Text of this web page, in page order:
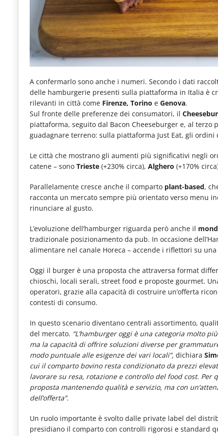
A confermarlo sono anche i numeri. Secondo i dati
delle hamburgerie presenti sulla piattaforma in Italia è
rilevanti in città come Firenze, Torino e Genova.
Sul fronte delle preferenze dei consumatori, il
piattaforma, seguito dal Bacon Cheeseburger e, al terzo
guadagnare terreno: sulla piattaforma Just Eat, gli
Le città che mostrano gli aumenti più significativi negli
catene – sono Trieste (+230% circa), Alghero (+170%
Parallelamente cresce anche il comparto plant-based,
racconta un mercato sempre più orientato verso menu
rinunciare al gusto.
L’evoluzione dell’hamburger riguarda però anche il
tradizionale posizionamento da pub. In occasione
alimentare nel canale Horeca – accende i riflettori su
Oggi il burger è una proposta che attraversa format
chioschi, locali serali, street food e proposte gourmet.
operatori, grazie alla capacità di costruire un’offerta
contesti di consumo.
In questo scenario diventano centrali assortimento,
del mercato. “L’hamburger oggi è una categoria molto
ma la capacità di offrire soluzioni diverse per
modo puntuale alle esigenze dei vari locali”, dichiara
cui il comparto bovino resta condizionato da prezzi
lavorare su resa, rotazione e controllo del food cost.
proposta mantenendo qualità e servizio, ma con
dell’offerta”.
Un ruolo importante è svolto dalle private label del
presidiano il comparto con controlli rigorosi e standard